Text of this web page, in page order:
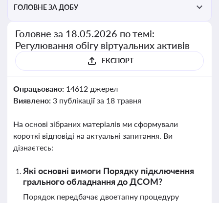
ГОЛОВНЕ ЗА ДОБУ
Головне за 18.05.2026 по темі:
Регулювання обігу віртуальних активів
ЕКСПОРТ
Опрацьовано: 14612 джерел
Виявлено: 3 публікації за 18 травня
На основі зібраних матеріалів ми сформували
короткі відповіді на актуальні запитання. Ви
дізнаєтесь:
Які основні вимоги Порядку підключення
грального обладнання до ДСОМ?
Порядок передбачає двоетапну процедуру